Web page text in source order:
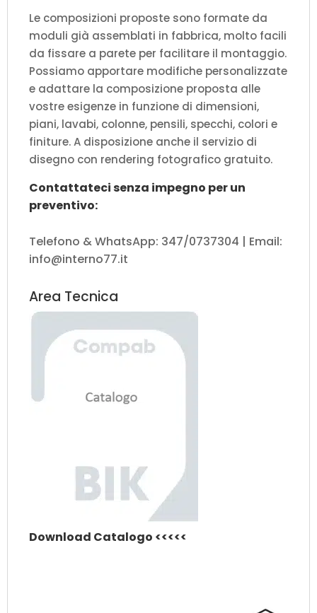
Le composizioni proposte sono formate da
moduli già assemblati in fabbrica, molto facili
da fissare a parete per facilitare il montaggio.
Possiamo apportare modifiche personalizzate
e adattare la composizione proposta alle
vostre esigenze in funzione di dimensioni,
piani, lavabi, colonne, pensili, specchi, colori e
finiture. A disposizione anche il servizio di
disegno con rendering fotografico gratuito.
Contattateci senza impegno per un
preventivo:
Telefono & WhatsApp: 347/0737304 | Email:
info@interno77.it
Area Tecnica
Download Catalogo <<<<<